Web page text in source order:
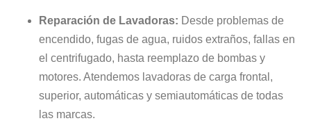
Reparación de Lavadoras: Desde problemas de
encendido, fugas de agua, ruidos extraños, fallas en
el centrifugado, hasta reemplazo de bombas y
motores. Atendemos lavadoras de carga frontal,
superior, automáticas y semiautomáticas de todas
las marcas.